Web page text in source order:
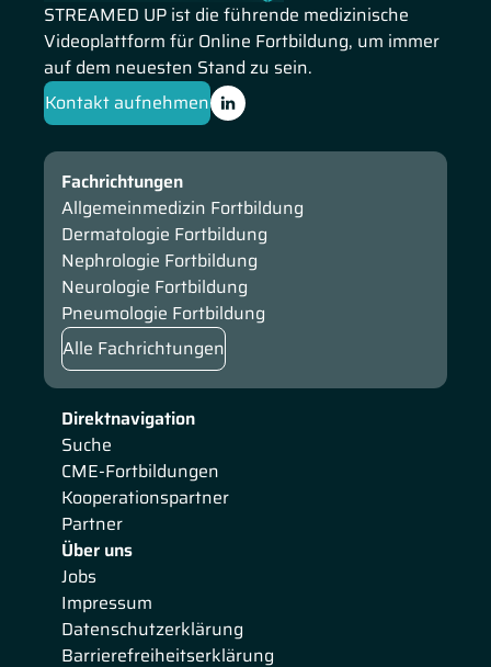
STREAMED UP ist die führende medizinische
Videoplattform für Online Fortbildung, um immer
auf dem neuesten Stand zu sein.
Kontakt aufnehmen
Direktnavigation
Suche
CME-Fortbildungen
Kooperationspartner
Partner
Über uns
Jobs
Impressum
Datenschutzerklärung
Barrierefreiheitserklärung
Fachrichtungen
Allgemeinmedizin Fortbildung
Dermatologie Fortbildung
Nephrologie Fortbildung
Neurologie Fortbildung
Pneumologie Fortbildung
Alle Fachrichtungen